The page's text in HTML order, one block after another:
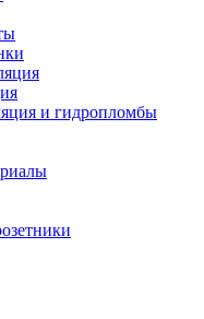
и гидропломбы